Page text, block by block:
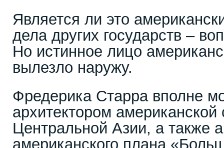
Является ли это
дела других государств –
Но истинное лицо
вылезло наружу.
Фредерика Старра вполне
архитектором американской
Центральной Азии, а также
американского плана